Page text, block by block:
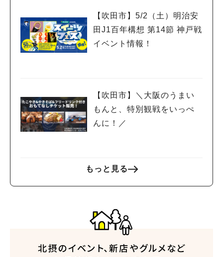
【吹田市】5/2（土）明治安
田J1百年構想 第14節 神戸戦
イベント情報！
【吹田市】＼大阪のうまい
もんと、特別観戦をいっぺ
んに！／
もっと見る
#自然とふれあう#ランチ#カフェ